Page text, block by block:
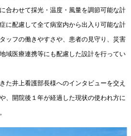
合わせて採光・温度・風量を調節可能な計
に配慮して全て病室内から出入り可能な計
ッフの働きやすさや、患者の見守り、災害
域医療連携等にも配慮した設計を行ってい
た井上看護部長様へのインタビューを交え
、開院後１年が経過した現状の使われ方に